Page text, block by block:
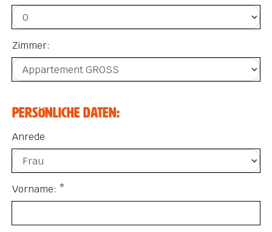
Zimmer:
Persönliche Daten:
Anrede
Vorname: *